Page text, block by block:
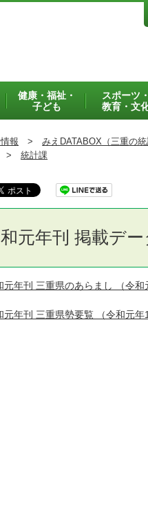
健康・福祉・
子ども
スポーツ・
教育・文
報 > みえDATABOX（三重の統
> 統計課
元年刊 掲載デー
元年刊 三重県のあらまし （令和
元年刊 三重県勢要覧 （令和元年